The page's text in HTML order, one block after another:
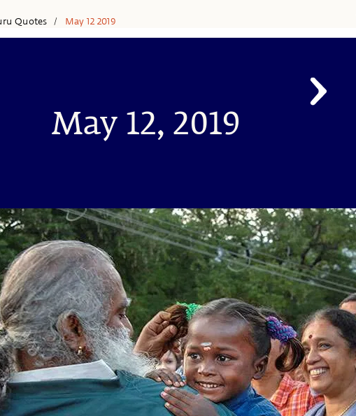
Quotes / May 12 2019
May 12, 2019